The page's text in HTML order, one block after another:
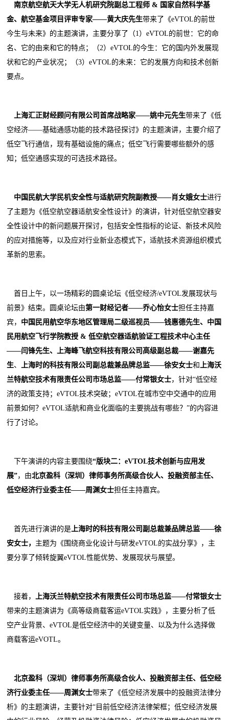
南京航空航天大学无人机研究院副总工程师 & 国家自然科学基
金、航空基金项目评审专家——黄大庆先生带来了《eVTOL的前世
今生与未来》的主题演讲，主要分享了（1）eVTOL的前世：它的命
名、它的由来和它的特点；（2）eVTOL的今生：它的国内外发展现
状和它的产业状况；（3）eVTOL的未来：它的发展方向和技术创新
要点。
上海汇正财经顾问有限公司首席战略家——姚中元先生带来了《低
空经济——基础通感功能的技术路径探讨》的主题演讲，主要介绍了
低空飞行通信，现有基础设施的痛点；低空飞行需要哪些额外的感
知；低空通感实现的可选技术路径。
中国民航大学民机安全性与适航研究院副教授——肖女娥女士进行
了主题为《低空航空器适航安全性设计》的演讲，针对低空航空器安
全性设计中的新问题展开探讨，包括安全性指标的论证、新技术风险
的应对措施等，以及应对行业新业态模式下，适航技术资源组织模式
革新的思索。
首日上午，以一场精彩的圆桌论坛《低空经济/eVTOL发展现状与
前景》结束。圆桌论坛由第一财经记者——乔心怡女士担任主持嘉
宾， 中国民用航空华东地区管理局二级巡视员——钱惠德先生、 中国
民用航空飞行学院教授 &低空航空器适航验证工程技术中心主任
——闫锋先生、 上海峰飞航空科技有限公司高级副总裁——谢嘉先
生、 上海时的科技有限公司副总裁兼品牌总监——徐安女士和 上海沃
兰特航空技术有限责任公司市场总监——付常银女士，针对“低空经
济的政策支持；eVTOL技术突破；eVTOL在城市空中交通中的应用
前景如何？eVTOL适航和商业化面临的主要挑战有哪些？”的内容进
行了讨论。
下午演讲的内容主要围绕“版块二：eVTOL技术创新与应用发
展”，由北京盈科（深圳）律师事务所高级合伙人、投融资部主任、
低空经济行业委主任——周渊女士担任主持嘉宾。
首先进行演讲的是 上海时的科技有限公司副总裁兼品牌总监——徐
安女士， 主题为《围绕商业化设计与研发eVTOL的实战分享》，主
要分享了倾转旋翼eVTOL性能优势、发展现状与展望。
接着， 上海沃兰特航空技术有限责任公司市场总监——付常银女士
带来的主题演讲为《高等级商载客运eVTOL实践》，主要分析了低
空产业背景、eVTOL是低空经济中的关键变量、以及为什么选择做
商载客运eVOTL。
北京盈科（深圳）律师事务所高级合伙人、投融资部主任、低空经
济行业委主任——周渊女士带来了《低空经济发展中的投融资法律分
析》的主题演讲，主要针对“目前低空经济法律架框；低空经济发展